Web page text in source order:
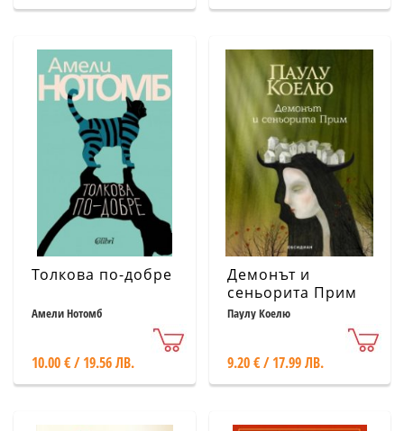
Толкова по-добре
Амели Нотомб
10.00 € / 19.56 ЛВ.
Демонът и
сеньорита Прим
Паулу Коелю
9.20 € / 17.99 ЛВ.